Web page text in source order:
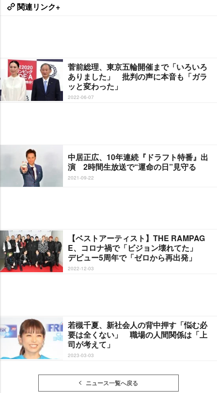
関連リンク+
菅前総理、東京五輪開催まで「いろいろ
ありました」 批判の声に本音も「ガラ
ッと変わった」
2022-06-07
中居正広、10年連続『ドラフト特番』出
演 2時間生放送で“運命の日”見守る
2021-09-22
【ベストアーティスト】THE RAMPAG
E、コロナ禍で「ビジョン壊れてた」
デビュー5周年で「ゼロから再出発」
2022-12-03
若槻千夏、新社会人の背中押す「悩む必
要は全くない」 職場の人間関係は「上
司が考えて」
2023-03-03
ニュース一覧へ戻る